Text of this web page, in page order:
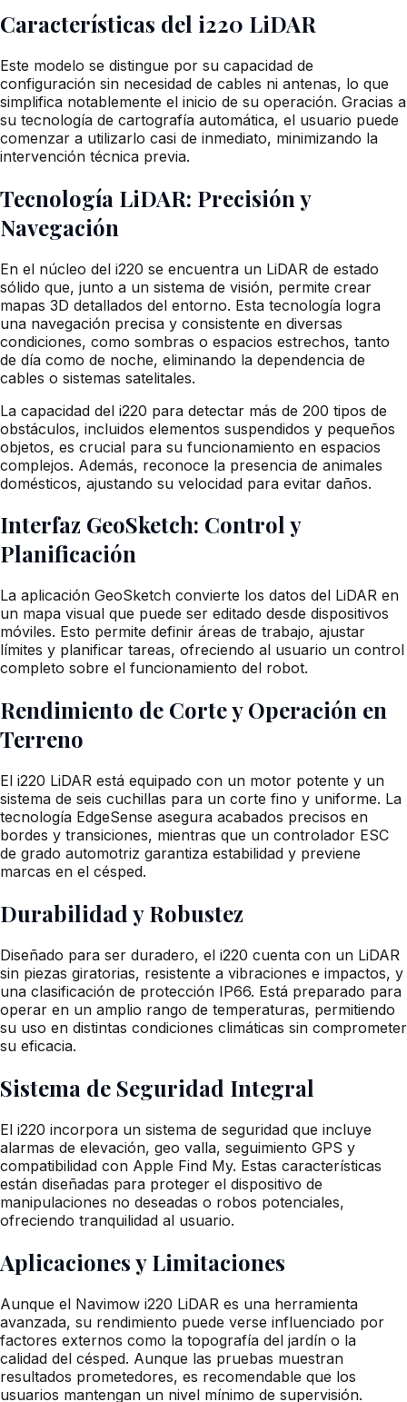
Características del i220 LiDAR
Este modelo se distingue por su capacidad de
configuración sin necesidad de cables ni antenas, lo que
simplifica notablemente el inicio de su operación. Gracias a
su tecnología de cartografía automática, el usuario puede
comenzar a utilizarlo casi de inmediato, minimizando la
intervención técnica previa.
Tecnología LiDAR: Precisión y
Navegación
En el núcleo del i220 se encuentra un LiDAR de estado
sólido que, junto a un sistema de visión, permite crear
mapas 3D detallados del entorno. Esta tecnología logra
una navegación precisa y consistente en diversas
condiciones, como sombras o espacios estrechos, tanto
de día como de noche, eliminando la dependencia de
cables o sistemas satelitales.
La capacidad del i220 para detectar más de 200 tipos de
obstáculos, incluidos elementos suspendidos y pequeños
objetos, es crucial para su funcionamiento en espacios
complejos. Además, reconoce la presencia de animales
domésticos, ajustando su velocidad para evitar daños.
Interfaz GeoSketch: Control y
Planificación
La aplicación GeoSketch convierte los datos del LiDAR en
un mapa visual que puede ser editado desde dispositivos
móviles. Esto permite definir áreas de trabajo, ajustar
límites y planificar tareas, ofreciendo al usuario un control
completo sobre el funcionamiento del robot.
Rendimiento de Corte y Operación en
Terreno
El i220 LiDAR está equipado con un motor potente y un
sistema de seis cuchillas para un corte fino y uniforme. La
tecnología EdgeSense asegura acabados precisos en
bordes y transiciones, mientras que un controlador ESC
de grado automotriz garantiza estabilidad y previene
marcas en el césped.
Durabilidad y Robustez
Diseñado para ser duradero, el i220 cuenta con un LiDAR
sin piezas giratorias, resistente a vibraciones e impactos, y
una clasificación de protección IP66. Está preparado para
operar en un amplio rango de temperaturas, permitiendo
su uso en distintas condiciones climáticas sin comprometer
su eficacia.
Sistema de Seguridad Integral
El i220 incorpora un sistema de seguridad que incluye
alarmas de elevación, geo valla, seguimiento GPS y
compatibilidad con Apple Find My. Estas características
están diseñadas para proteger el dispositivo de
manipulaciones no deseadas o robos potenciales,
ofreciendo tranquilidad al usuario.
Aplicaciones y Limitaciones
Aunque el Navimow i220 LiDAR es una herramienta
avanzada, su rendimiento puede verse influenciado por
factores externos como la topografía del jardín o la
calidad del césped. Aunque las pruebas muestran
resultados prometedores, es recomendable que los
usuarios mantengan un nivel mínimo de supervisión.